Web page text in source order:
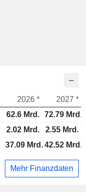
2026 *
2027 *
62.6 Mrd. 72.79 Mrd.
2.02 Mrd.
2.55 Mrd.
37.09 Mrd.42.52 Mrd.
Mehr Finanzdaten